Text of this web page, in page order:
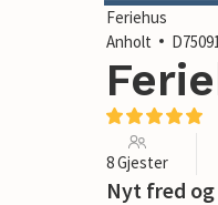
Feriehus
Anholt
8 Gjester
Nyt fred